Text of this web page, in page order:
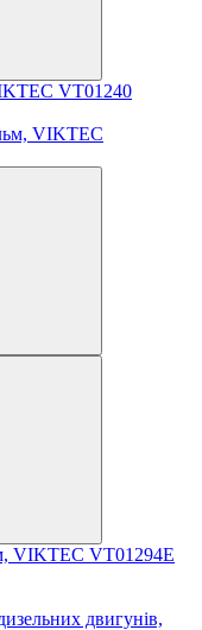
VT01240
VIKTEC VT01294E